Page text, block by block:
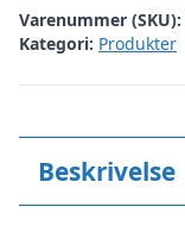
Varenummer (SKU):
Kategori: Produkter
Beskrivelse